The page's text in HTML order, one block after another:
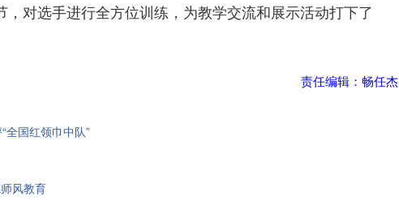
对选手进行全方位训练，为教学交流和展示活动打下了
责任编辑：畅任杰
全国红领巾中队”
风教育